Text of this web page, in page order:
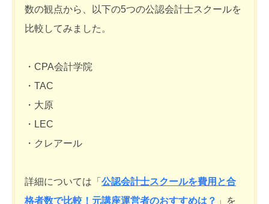
数の観点から、以下の5つの公認会計士スクールを
比較してみました。
・CPA会計学院
・TAC
・大原
・LEC
・クレアール
詳細については「 公認会計士スクールを費用と合
格者数で比較！元講座運営者のおすすめは？ 」を